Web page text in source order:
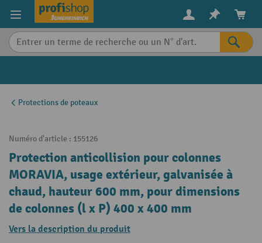
content
Protections de poteaux
Numéro d'article : 155126
Protection anticollision pour colonnes
MORAVIA, usage extérieur, galvanisée à
chaud, hauteur 600 mm, pour dimensions
de colonnes (l x P) 400 x 400 mm
Vers la description du produit